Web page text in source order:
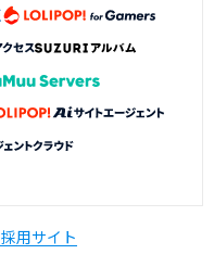
採用サイト